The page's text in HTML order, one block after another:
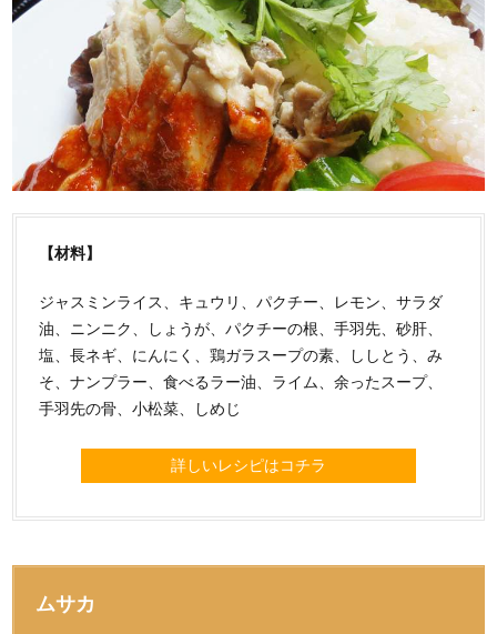
【材料】
ジャスミンライス、キュウリ、パクチー、レモン、サラダ
油、ニンニク、しょうが、パクチーの根、手羽先、砂肝、
塩、長ネギ、にんにく、鶏ガラスープの素、ししとう、み
そ、ナンプラー、食べるラー油、ライム、余ったスープ、
手羽先の骨、小松菜、しめじ
詳しいレシピはコチラ
ムサカ